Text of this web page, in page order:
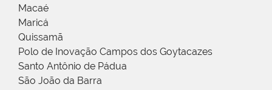
Macaé
Maricá
Quissamã
Polo de Inovação Campos dos Goytacazes
Santo Antônio de Pádua
São João da Barra